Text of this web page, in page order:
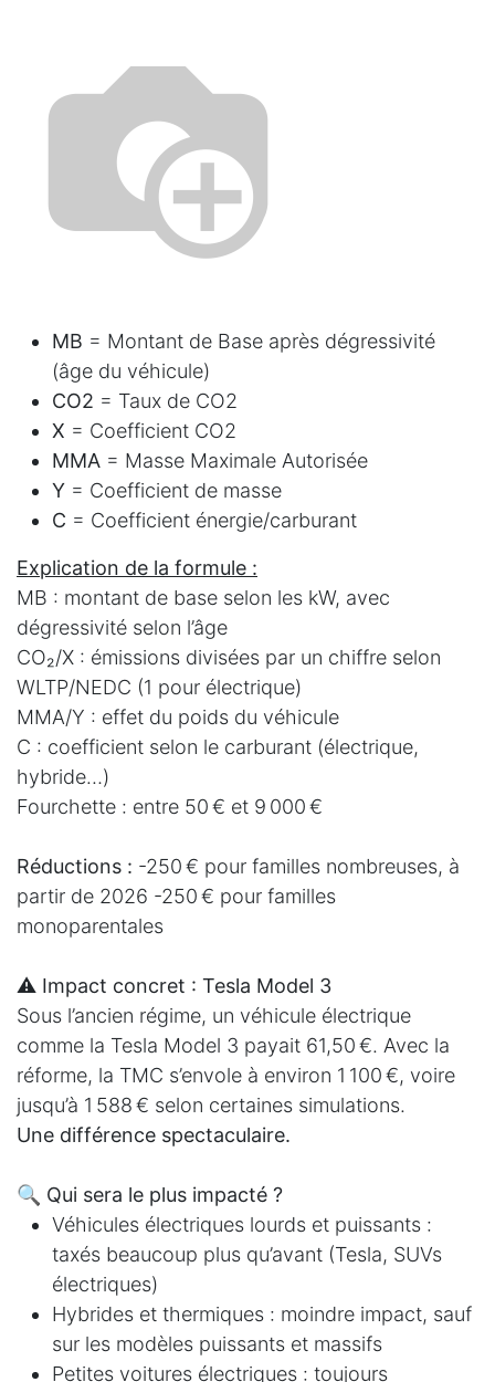
MB = Montant de Base après dégressivité
(âge du véhicule)
CO2 = Taux de CO2
X = Coefficient CO2
MMA = Masse Maximale Autorisée
Y = Coefficient de masse
C = Coefficient énergie/carburant
Explication de la formule :
MB : montant de base selon les kW, avec
dégressivité selon l’âge
CO₂/X : émissions divisées par un chiffre selon
WLTP/NEDC (1 pour électrique)
MMA/Y : effet du poids du véhicule
C : coefficient selon le carburant (électrique,
hybride…)
Fourchette : entre 50 € et 9 000 €
Réductions : -250 € pour familles nombreuses, à
partir de 2026 -250 € pour familles
monoparentales
⚠️ Impact concret : Tesla Model 3
Sous l’ancien régime, un véhicule électrique
comme la Tesla Model 3 payait 61,50 €. Avec la
réforme, la TMC s’envole à environ 1 100 €, voire
jusqu’à 1 588 € selon certaines simulations.
Une différence spectaculaire.
🔍 Qui sera le plus impacté ?
Véhicules électriques lourds et puissants :
taxés beaucoup plus qu’avant (Tesla, SUVs
électriques)
Hybrides et thermiques : moindre impact, sauf
sur les modèles puissants et massifs
Petites voitures électriques : toujours